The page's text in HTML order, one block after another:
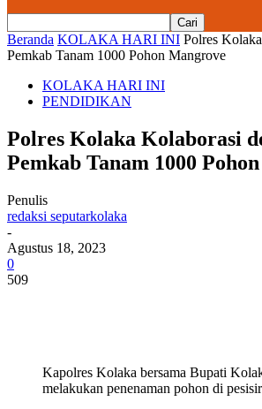
Beranda KOLAKA HARI INI Polres
Pemkab Tanam 1000 Pohon Mangrove
KOLAKA HARI INI
PENDIDIKAN
Polres Kolaka Kolaborasi
Pemkab Tanam 1000
Penulis
redaksi seputarkolaka
-
Agustus 18, 2023
0
509
Kapolres Kolaka bersama Bupati
melakukan penenaman pohon di